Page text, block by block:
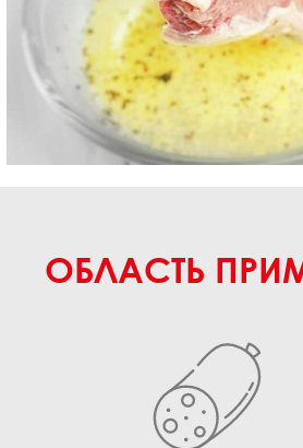
ОБЛАСТЬ